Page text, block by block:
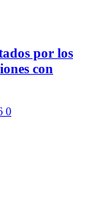
por los
con
0